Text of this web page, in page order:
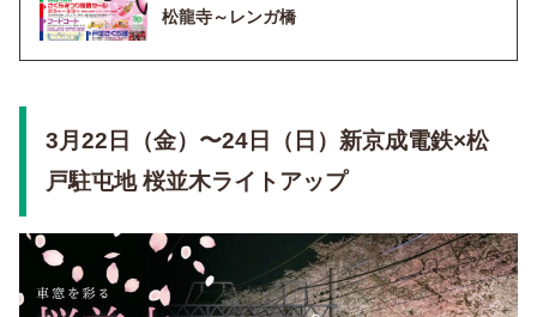
松龍寺～レンガ橋
3月22日（金）〜24日（日）新京成電鉄×松
戸駐屯地 桜並木ライトアップ